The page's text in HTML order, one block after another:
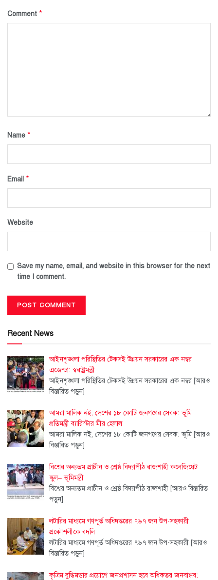
Comment *
Name *
Email *
Website
Save my name, email, and website in this browser for the next
time I comment.
Recent News
আইনশৃঙ্খলা পরিস্থিতির টেকসই উন্নয়ন সরকারের এক নম্বর
এজেন্ডা: স্বরাষ্ট্রমন্ত্রী
আইনশৃঙ্খলা পরিস্থিতির টেকসই উন্নয়ন সরকারের এক নম্বর [আরও
বিস্তারিত পড়ুন]
আমরা মালিক নই, দেশের ১৮ কোটি জনগণের সেবক: ভূমি
প্রতিমন্ত্রী ব্যারিস্টার মীর হেলাল
আমরা মালিক নই, দেশের ১৮ কোটি জনগণের সেবক: ভূমি [আরও
বিস্তারিত পড়ুন]
বিশ্বের অন্যতম প্রাচীন ও শ্রেষ্ঠ বিদ্যাপীঠ রাজশাহী কলেজিয়েট
স্কুল– ভূমিমন্ত্রী
বিশ্বের অন্যতম প্রাচীন ও শ্রেষ্ঠ বিদ্যাপীঠ রাজশাহী [আরও বিস্তারিত
পড়ুন]
লটারির মাধ্যমে গণপূর্ত অধিদপ্তরের ৭৬৭ জন উপ-সহকারী
প্রকৌশলীকে বদলি
লটারির মাধ্যমে গণপূর্ত অধিদপ্তরের ৭৬৭ জন উপ-সহকারী [আরও
বিস্তারিত পড়ুন]
কৃত্রিম বুদ্ধিমত্তার প্রয়োগে জনপ্রশাসন হবে অধিকতর জনবান্ধব: